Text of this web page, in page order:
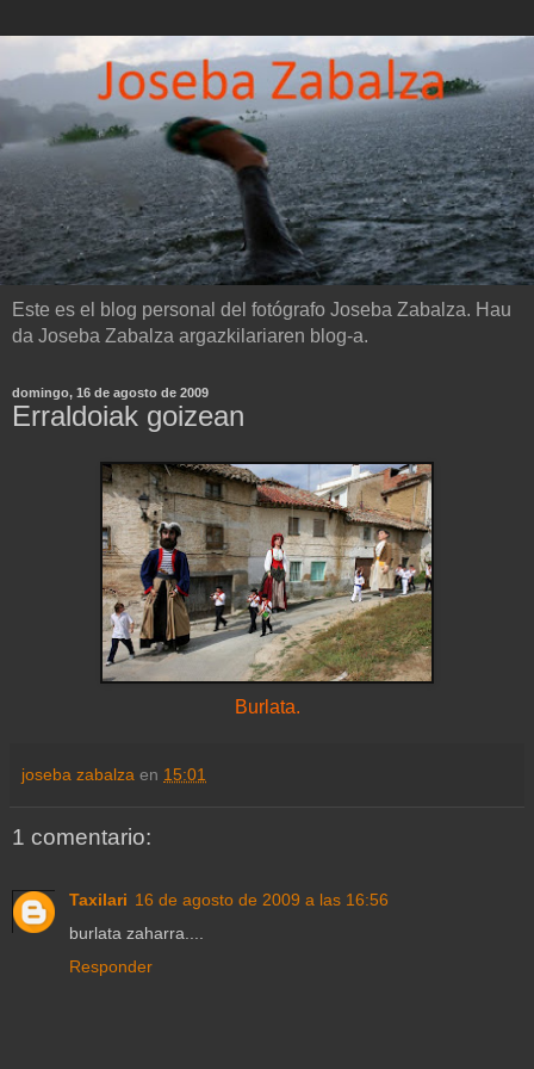
Este es el blog personal del fotógrafo Joseba Zabalza. Hau
da Joseba Zabalza argazkilariaren blog-a.
domingo, 16 de agosto de 2009
Erraldoiak goizean
Burlata.
joseba zabalza en 15:01
1 comentario:
Taxilari 16 de agosto de 2009 a las 16:56
burlata zaharra....
Responder